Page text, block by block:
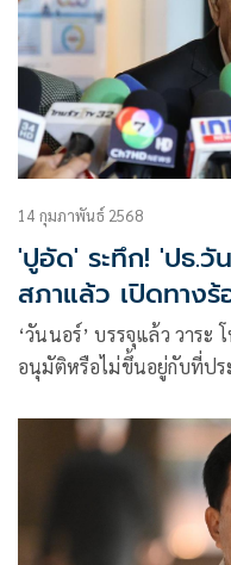
14 กุมภาพันธ์ 2568
'ปูอัด' ระทึก! 'ปธ.วั
สภาแล้ว เปิดทาง
‘วันนอร์’ บรรจุแล้ว วาระ
อนุมัติหรือไม่ขึ้นอยู่กับที่ปร